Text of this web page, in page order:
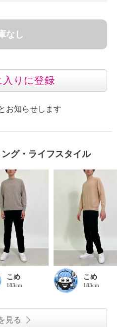
なし
入りに登録
お知らせします
グ・ライフスタイル
こめ
183cm
こめ
183cm
見る